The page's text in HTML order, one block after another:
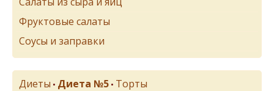
Фруктовые салаты
Соусы и заправки
Диеты • Диета №5 • Торты